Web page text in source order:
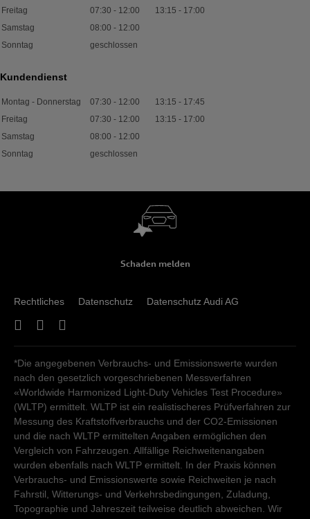
Freitag
07:30 - 12:00 13:15 - 17:00
Samstag
08:00 - 12:00
Sonntag
geschlossen
Kundendienst
Montag - Donnerstag 07:30 - 12:00 13:15 - 17:45
Freitag
07:30 - 12:00 13:15 - 17:00
Samstag
08:00 - 12:00
Sonntag
geschlossen
Schaden melden
Rechtliches Datenschutz Datenschutz Audi AG
*Die angegebenen Verbrauchs- und Emissionswerte wurden
nach den gesetzlich vorgeschriebenen Messverfahren
«Worldwide Harmonized Light-Duty Vehicles Test Procedure»
(WLTP) ermittelt. WLTP ist ein realistischeres Prüfverfahren zur
Messung des Kraftstoffverbrauchs und der CO2-Emissionen
und die nach WLTP ermittelten Angaben ermöglichen den
Vergleich von Fahrzeugen. Allfällige Reichweitenangaben
wurden ebenfalls nach WLTP ermittelt. In der Praxis können
Verbrauchs- und Emissionswerte sowie Reichweiten je nach
Fahrstil, Witterungs- und Verkehrsbedingungen, Zuladung,
Topographie und Jahreszeit teilweise deutlich abweichen. Wir